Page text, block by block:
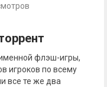
флэш-игры,
игроков по всему
все те же два